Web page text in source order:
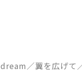
／翼を広げ